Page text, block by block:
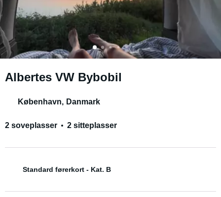
Albertes VW Bybobil
København, Danmark
2 soveplasser 2 sitteplasser
Standard førerkort - Kat. B